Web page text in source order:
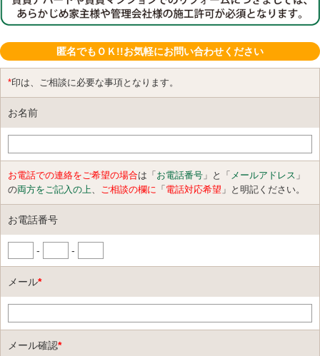
匿名でもＯＫ!!お気軽にお問い合わせください
*印は、ご相談に必要な事項となります。
お名前
お電話での連絡をご希望の場合は「 お電話番号 」と「 メールアドレス 」
の両方をご記入の上、 ご相談の欄に 「 電話対応希望 」と明記ください。
お電話番号
- -
メール*
メール確認*